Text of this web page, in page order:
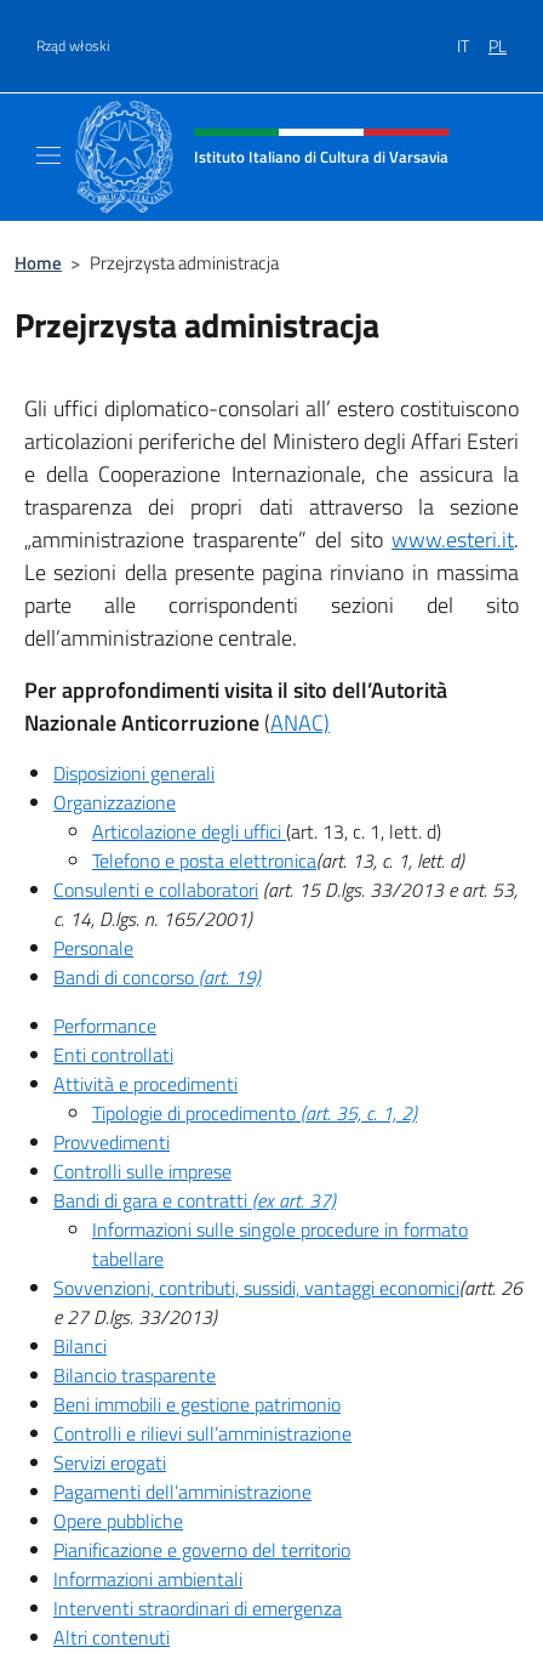
Rząd włoski IT PL
Header, social and menu of site
Istituto Italiano di Cultura di Varsavia
Home > Przejrzysta administracja
Przejrzysta administracja
Gli uffici diplomatico-consolari all’ estero costituiscono
articolazioni periferiche del Ministero degli Affari Esteri
e della Cooperazione Internazionale, che assicura la
trasparenza dei propri dati attraverso la sezione
„amministrazione trasparente” del sito www.esteri.it.
Le sezioni della presente pagina rinviano in massima
parte alle corrispondenti sezioni del sito
dell’amministrazione centrale.
Per approfondimenti visita il sito dell’Autorità
Nazionale Anticorruzione(ANAC)
Disposizioni generali
Organizzazione
Articolazione degli uffici(art. 13, c. 1, lett. d)
Telefono e posta elettronica(art. 13, c. 1, lett. d)
Consulenti e collaboratori (art. 15 D.lgs. 33/2013 e art. 53,
c. 14, D.lgs. n. 165/2001)
Personale
Bandi di concorso (art. 19)
Performance
Enti controllati
Attività e procedimenti
Tipologie di procedimento (art. 35, c. 1, 2)
Provvedimenti
Controlli sulle imprese
Bandi di gara e contratti (ex art. 37)
Informazioni sulle singole procedure in formato
tabellare
Sovvenzioni, contributi, sussidi, vantaggi economici(artt. 26
e 27 D.lgs. 33/2013)
Bilanci
Bilancio trasparente
Beni immobili e gestione patrimonio
Controlli e rilievi sull’amministrazione
Servizi erogati
Pagamenti dell’amministrazione
Opere pubbliche
Pianificazione e governo del territorio
Informazioni ambientali
Interventi straordinari di emergenza
Altri contenuti